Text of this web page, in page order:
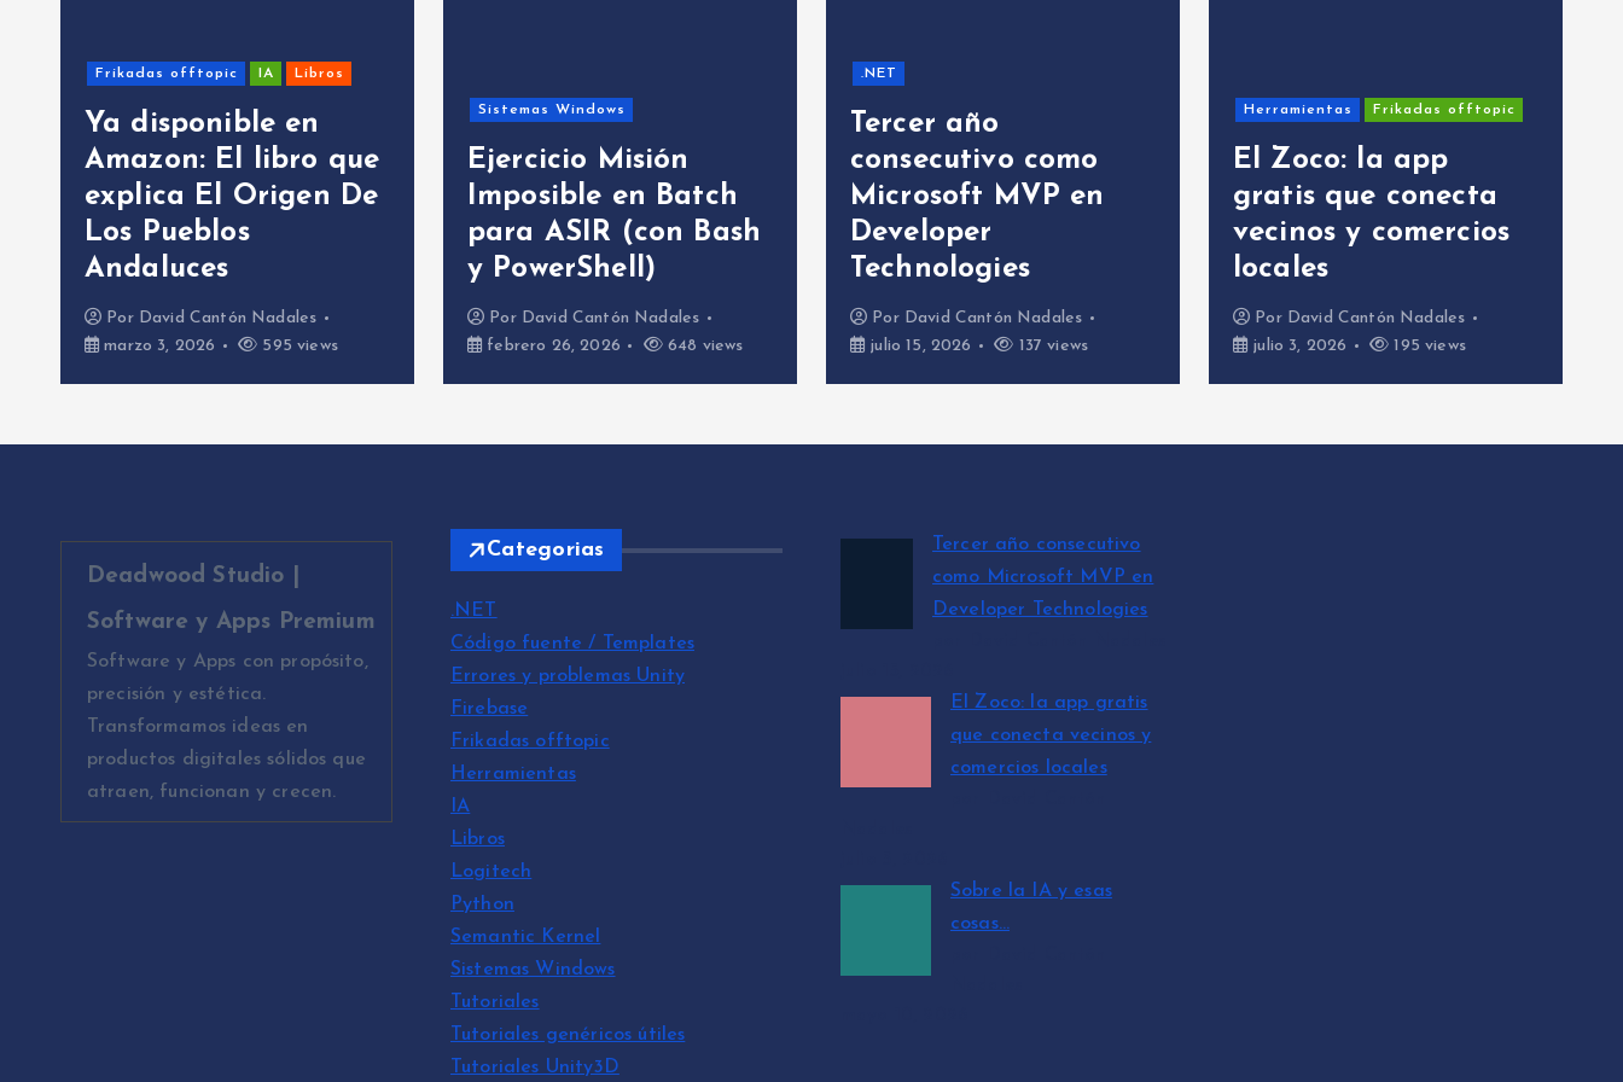
Frikadas offtopic IA Libros
Ya disponible en
Amazon: El libro que
explica El Origen De
Los Pueblos
Andaluces
Por David Cantón Nadales
marzo 3, 2026
595 views
Sistemas Windows
Ejercicio Misión
Imposible en Batch
para ASIR (con Bash
y PowerShell)
Por David Cantón Nadales
febrero 26, 2026
648 views
.NET
Tercer año
consecutivo como
Microsoft MVP en
Developer
Technologies
Por David Cantón Nadales
julio 15, 2026
137 views
Herramientas Frikadas offtopic
El Zoco: la app
gratis que conecta
vecinos y comercios
locales
Por David Cantón Nadales
julio 3, 2026
195 views
Deadwood Studio |
Software y Apps Premium
Software y Apps con propósito,
precisión y estética.
Transformamos ideas en
productos digitales sólidos que
atraen, funcionan y crecen.
Categorias
.NET
Código fuente / Templates
Errores y problemas Unity
Firebase
Frikadas offtopic
Herramientas
IA
Libros
Logitech
Python
Semantic Kernel
Sistemas Windows
Tutoriales
Tutoriales genéricos útiles
Tutoriales Unity3D
Tercer año consecutivo
como Microsoft MVP en
Developer Technologies
El Zoco: la app gratis
que conecta vecinos y
comercios locales
Sobre la IA y esas
cosas…